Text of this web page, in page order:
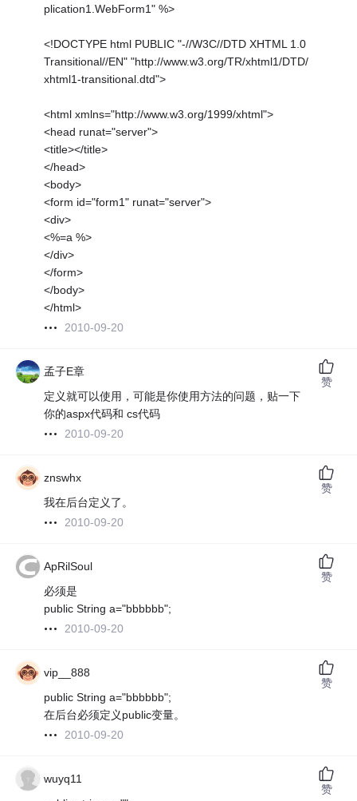
plication1.WebForm1" %>
<!DOCTYPE html PUBLIC "-//W3C//DTD XHTML 1.0
Transitional//EN" "http://www.w3.org/TR/xhtml1/DTD/
xhtml1-transitional.dtd">
<html xmlns="http://www.w3.org/1999/xhtml">
<head runat="server">
<title></title>
</head>
<body>
<form id="form1" runat="server">
<div>
<%=a %>
</div>
</form>
</body>
</html>
2010-09-20
孟子E章
定义就可以使用，可能是你使用方法的问题，贴一下
你的aspx代码和 cs代码
2010-09-20
赞
znswhx
我在后台定义了。
2010-09-20
赞
ApRilSoul
必须是
public String a="bbbbbb";
2010-09-20
赞
vip__888
public String a="bbbbbb";
在后台必须定义public变量。
2010-09-20
赞
wuyq11
赞